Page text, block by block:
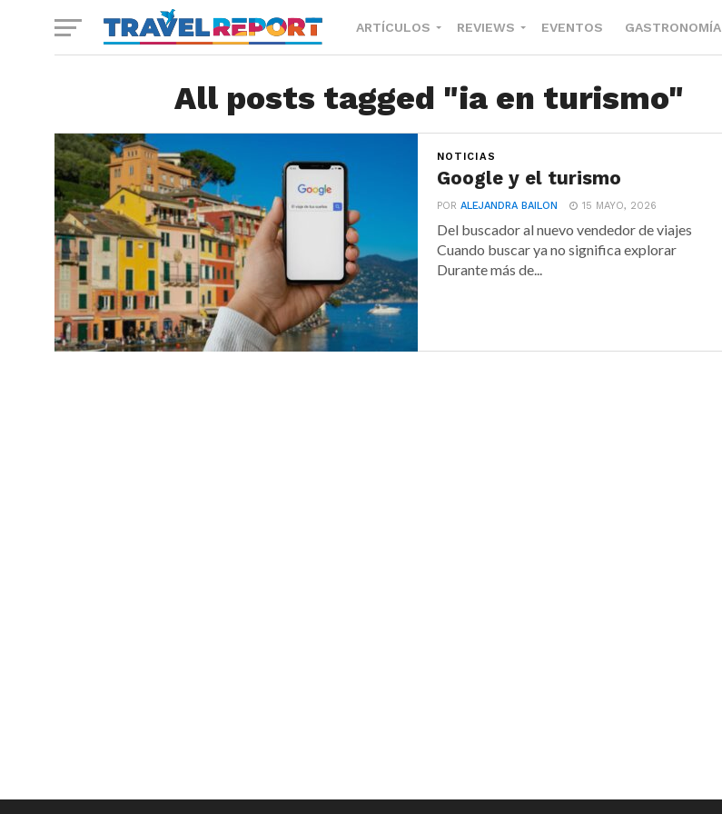
ARTÍCULOS REVIEWS EVENTOS GASTRONOMÍA
All posts tagged "ia en turismo"
NOTICIAS
Google y el turismo
PORALEJANDRA BAILON 15 MAYO, 2026
Del buscador al nuevo vendedor de viajes
Cuando buscar ya no significa explorar
Durante más de...